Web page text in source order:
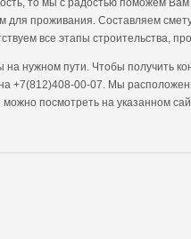
проживания. Составляем
все этапы строительства,
на нужном пути. Чтобы получить
+7(812)408-00-07. Мы
посмотреть на указанном